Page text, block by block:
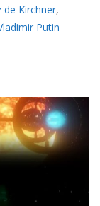
de Kirchner,
Putin